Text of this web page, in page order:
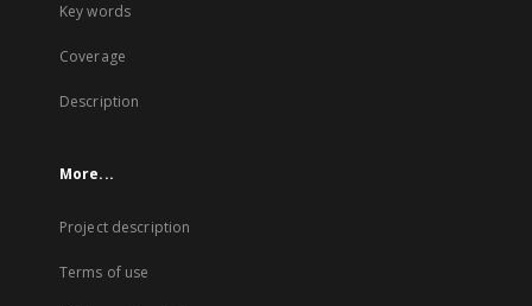
Key words
Coverage
Description
More...
Project description
Terms of use